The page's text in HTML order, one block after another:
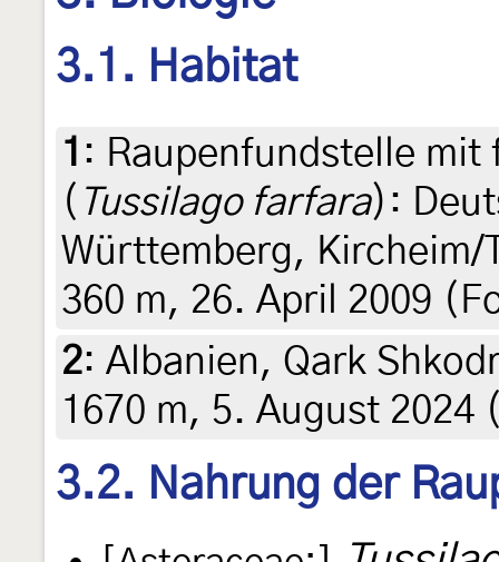
3.1. Habitat
1 : Raupenfundstelle
( Tussilago farfara):
Württemberg,
360 m, 26. April 2009
2: Albanien, Qark
1670 m, 5. August
3.2. Nahrung der